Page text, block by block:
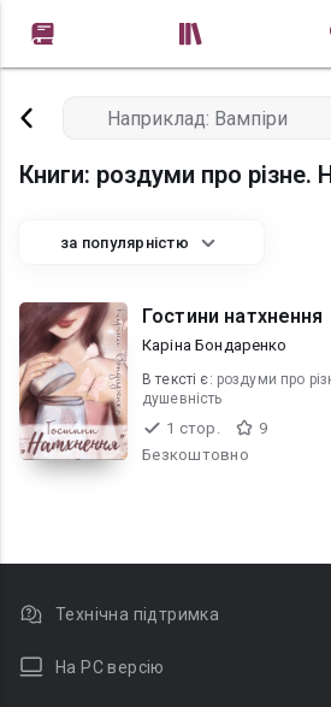
Книги: роздуми про різне.
за популярністю
Гостини натхнення
Каріна Бондаренко
В текcті є: роздуми про
душевність
1 стор.
9
Безкоштовно
Технічна підтримка
На PC версію